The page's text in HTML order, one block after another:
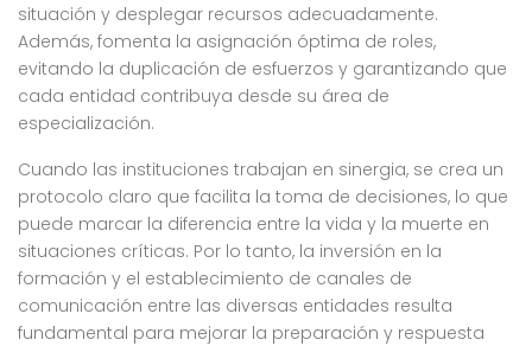
situación y desplegar recursos adecuadamente.
Además, fomenta la asignación óptima de roles,
evitando la duplicación de esfuerzos y garantizando que
cada entidad contribuya desde su área de
especialización.
Cuando las instituciones trabajan en sinergia, se crea un
protocolo claro que facilita la toma de decisiones, lo que
puede marcar la diferencia entre la vida y la muerte en
situaciones críticas. Por lo tanto, la inversión en la
formación y el establecimiento de canales de
comunicación entre las diversas entidades resulta
fundamental para mejorar la preparación y respuesta